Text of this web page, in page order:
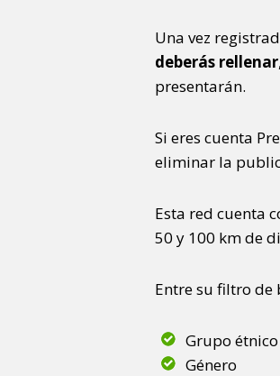
Una vez
deberás rellenar
presentarán.
Si eres cuenta
eliminar la
Esta red cuenta
50 y 100 km de
Entre su filtro de
Grupo étnico
Género